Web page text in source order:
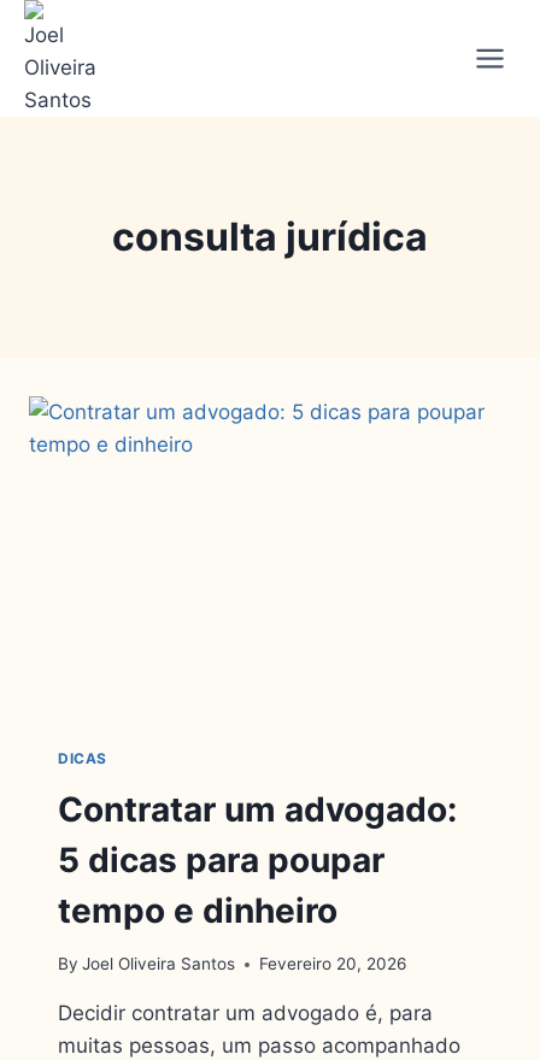
consulta jurídica
DICAS
Contratar um advogado:
5 dicas para poupar
tempo e dinheiro
By Joel Oliveira Santos Fevereiro 20, 2026
Decidir contratar um advogado é, para
muitas pessoas, um passo acompanhado